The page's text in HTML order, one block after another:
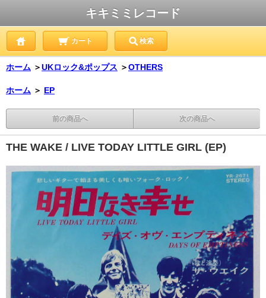
キキミミレコード
カート 検索
ホーム ＞UKロック&ポップス ＞OTHERS
ホーム ＞ EP
前の商品へ 次の商品へ
THE WAKE / LIVE TODAY LITTLE GIRL (EP)